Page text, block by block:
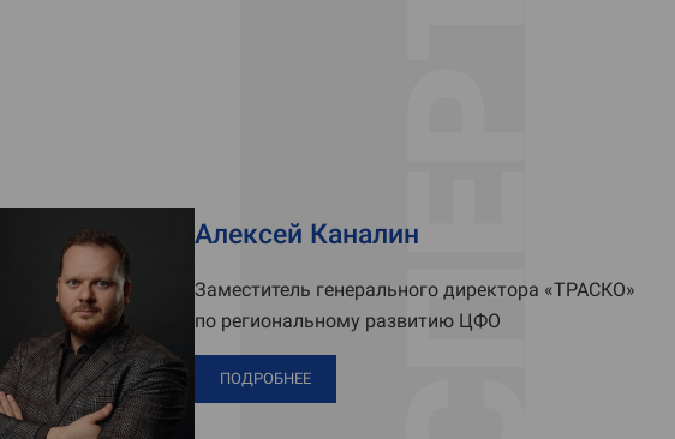
Алексей Каналин
Заместитель генерального директора «ТРАСКО»
по региональному развитию ЦФО
ПОДРОБНЕЕ